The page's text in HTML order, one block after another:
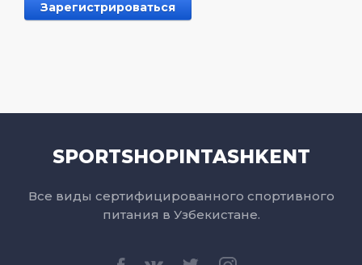
SPORTSHOPINTASHKENT
Все виды сертифицированного спортивного
питания в Узбекистане.